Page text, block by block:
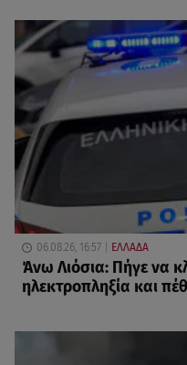
06.08.26, 16:57 ΕΛΛΑΔΑ
Άνω Λιόσια: Πήγε να
ηλεκτροπληξία και